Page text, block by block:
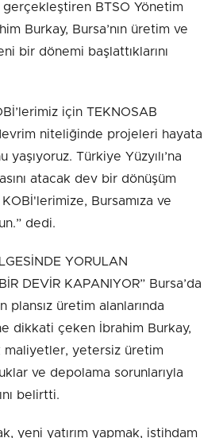
gerçekleştiren BTSO Yönetim
Burkay, Bursa’nın üretim ve
bir dönemi başlattıklarını
için TEKNOSAB
niteliğinde projeleri hayata
Türkiye Yüzyılı’na
atacak dev bir dönüşüm
Bursamıza ve
dedi.
YORULAN
DEVİR KAPANIYOR” Bursa’da
plansız üretim alanlarında
dikkati çeken İbrahim Burkay,
maliyetler, yetersiz üretim
ve depolama sorunlarıyla
belirtti.
yeni yatırım yapmak, istihdam